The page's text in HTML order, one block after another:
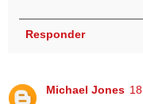
Responder
Michael Jones